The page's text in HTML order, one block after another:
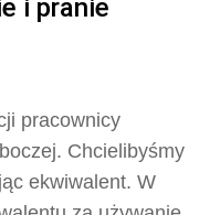
i pranie
pracownicy
Chcielibyśmy
ekwiwalent. W